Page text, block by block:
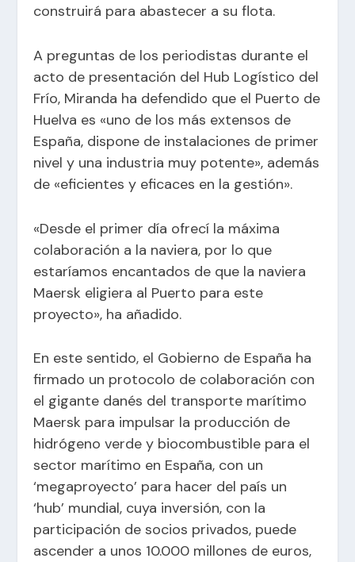
construirá para abastecer a su flota.
A preguntas de los periodistas durante el
acto de presentación del Hub Logístico del
Frío, Miranda ha defendido que el Puerto de
Huelva es «uno de los más extensos de
España, dispone de instalaciones de primer
nivel y una industria muy potente», además
de «eficientes y eficaces en la gestión».
«Desde el primer día ofrecí la máxima
colaboración a la naviera, por lo que
estaríamos encantados de que la naviera
Maersk eligiera al Puerto para este
proyecto», ha añadido.
En este sentido, el Gobierno de España ha
firmado un protocolo de colaboración con
el gigante danés del transporte marítimo
Maersk para impulsar la producción de
hidrógeno verde y biocombustible para el
sector marítimo en España, con un
‘megaproyecto’ para hacer del país un
‘hub’ mundial, cuya inversión, con la
participación de socios privados, puede
ascender a unos 10.000 millones de euros,